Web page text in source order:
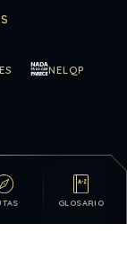
GLOSARIO
NELQP
creciendo.